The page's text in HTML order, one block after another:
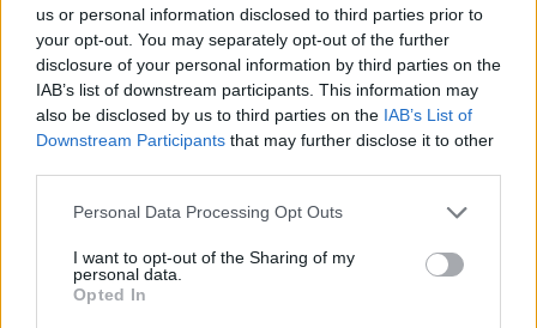
us or personal information disclosed to third parties prior to
your opt-out. You may separately opt-out of the further
disclosure of your personal information by third parties on the
IAB’s list of downstream participants. This information may
also be disclosed by us to third parties on the IAB’s List of
Downstream Participants that may further disclose it to other
Personal Data Processing Opt Outs
I want to opt-out of the Sharing of my
personal data.
Opted In
KOMMENTTIA